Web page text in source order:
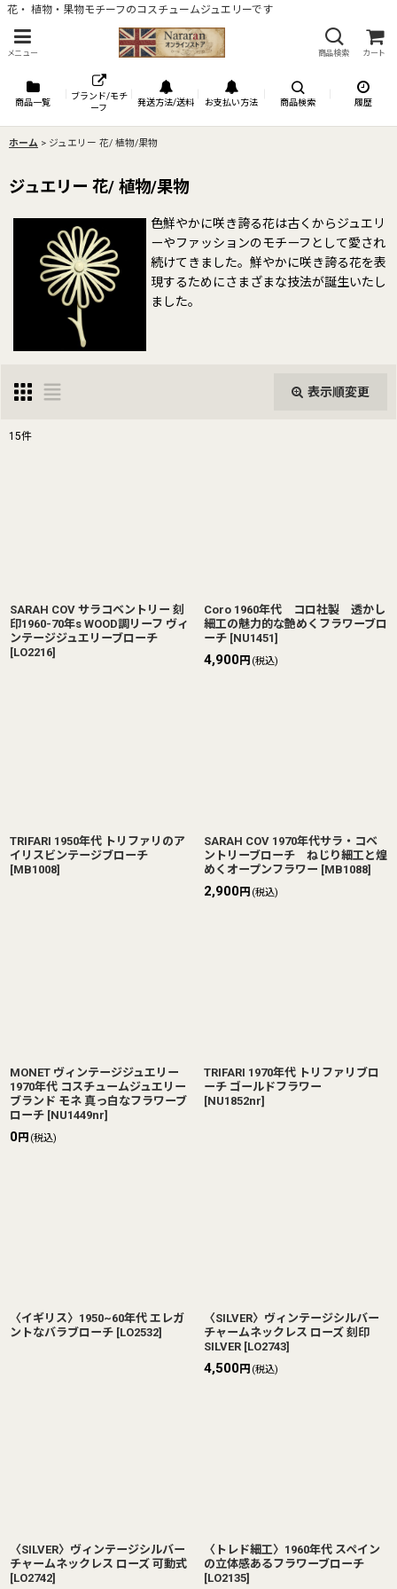
花・ 植物・果物モチーフのコスチュームジュエリーです
メニュー 商品検索 カート
商品一覧
ブランド/モチ
ーフ
発送方法/送料 お支払い方法 商品検索 履歴
ホーム > ジュエリー 花/ 植物/果物
ジュエリー 花/ 植物/果物
色鮮やかに咲き誇る花は古くからジュエリ
ーやファッションのモチーフとして愛され
続けてきました。鮮やかに咲き誇る花を表
現するためにさまざまな技法が誕生いたし
ました。
表示順変更
15件
SARAH COV サラコベントリー 刻
印1960-70年s WOOD調リーフ ヴィ
ンテージジュエリーブローチ
[LO2216]
Coro 1960年代 コロ社製 透かし
細工の魅力的な艶めくフラワーブロ
ーチ [NU1451]
4,900円 (税込)
TRIFARI 1950年代 トリファリのア
イリスビンテージブローチ
[MB1008]
SARAH COV 1970年代サラ・コベ
ントリーブローチ ねじり細工と煌
めくオープンフラワー [MB1088]
2,900円 (税込)
MONET ヴィンテージジュエリー
1970年代 コスチュームジュエリー
ブランド モネ 真っ白なフラワーブ
ローチ [NU1449nr]
0円 (税込)
TRIFARI 1970年代 トリファリブロ
ーチ ゴールドフラワー
[NU1852nr]
〈イギリス〉1950~60年代 エレガ
ントなバラブローチ [LO2532]
〈SILVER〉ヴィンテージシルバー
チャームネックレス ローズ 刻印
SILVER [LO2743]
4,500円 (税込)
〈SILVER〉ヴィンテージシルバー
チャームネックレス ローズ 可動式
[LO2742]
〈トレド細工〉1960年代 スペイン
の立体感あるフラワーブローチ
[LO2135]